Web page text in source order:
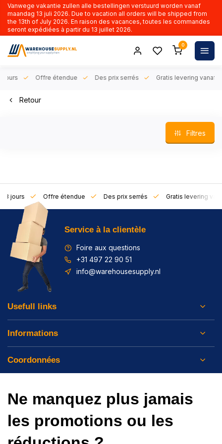
Vanwege vakantie zullen alle bestellingen verstuurd worden vanaf
maandag 13 juli 2026. Due to vacation all orders will be shipped from
the 13th of July 2026. En raison des vacances, toutes les commandes
seront expédiées à partir du 13 juillet 2026.
0
Offre étendue Des prix serrés Gratis levering vanaf € 50,-
Retour
Filtres
Offre étendue Des prix serrés Gratis levering vanaf €
Service à la clientèle
Foire aux questions
+31 497 22 90 51
info@warehousesupply.nl
Usefull links
Informations
Coordonnées
Ne manquez plus jamais
les promotions ou les